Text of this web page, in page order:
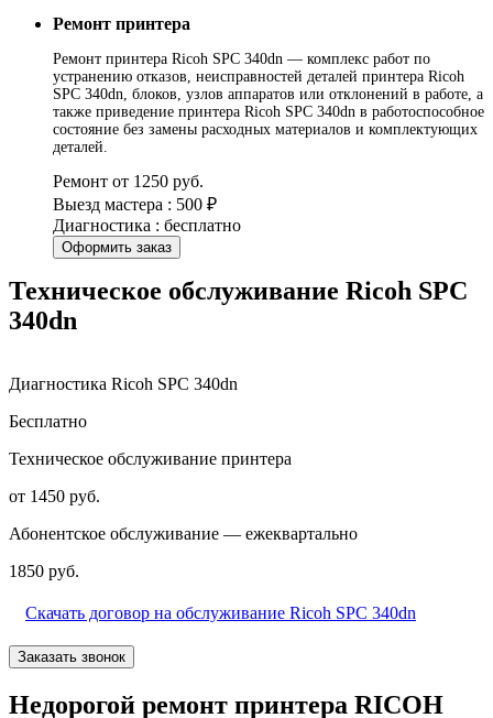
Ремонт принтера
Ремонт принтера Ricoh SPC 340dn — комплекс работ по
устранению отказов, неисправностей деталей принтера Ricoh
SPC 340dn, блоков, узлов аппаратов или отклонений в работе, а
также приведение принтера Ricoh SPC 340dn в работоспособное
состояние без замены расходных материалов и комплектующих
деталей.
Ремонт от 1250 руб.
Выезд мастера : 500 ₽
Диагностика : бесплатно
Оформить заказ
Техническое обслуживание Ricoh SPC
340dn
Диагностика Ricoh SPC 340dn
Бесплатно
Техническое обслуживание принтера
от 1450 руб.
Абонентское обслуживание — ежеквартально
1850 руб.
Скачать договор на обслуживание Ricoh SPC 340dn
Заказать звонок
Недорогой ремонт принтера RICOH